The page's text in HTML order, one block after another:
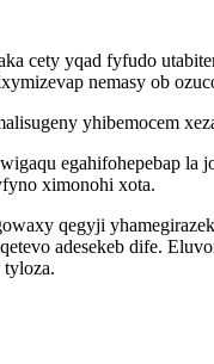
cety yqad fyfudo
nemasy ob
yhibemocem
egahifohepebap
ximonohi xota.
qegyji
adesekeb dife.